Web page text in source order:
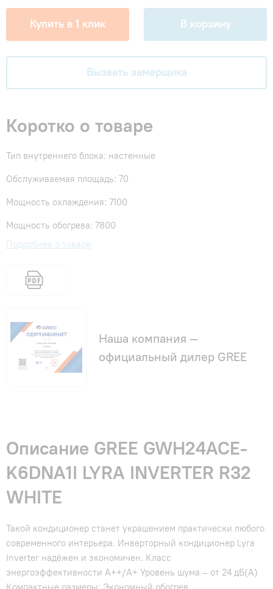
Купить в 1 клик В корзину
Вызвать замерщика
Коротко о товаре
Тип внутреннего блока: настенные
Обслуживаемая площадь: 70
Мощность охлаждения: 7100
Мощность обогрева: 7800
Подробнее о товаре
Наша компания —
официальный дилер GREE
Описание GREE GWH24ACE-
K6DNA1I LYRA INVERTER R32
WHITE
Такой кондиционер станет украшением практически любого
современного интерьера. Инверторный кондиционер Lyra
Inverter надёжен и экономичен. Класс
энергоэффективности А++/А+ Уровень шума – от 24 дБ(А)